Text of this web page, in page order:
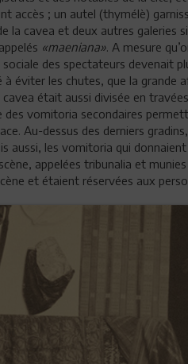
accès ; un autel (thymélè)
la cavea et deux autres galeries
«maeniana». A mesure
des spectateurs devenait
éviter les chutes, que la grande
était aussi divisée en
des vomitoria secondaires
Au-dessus des derniers
aussi, les vomitoria qui
appelées tribunalia et munies
et étaient réservées aux